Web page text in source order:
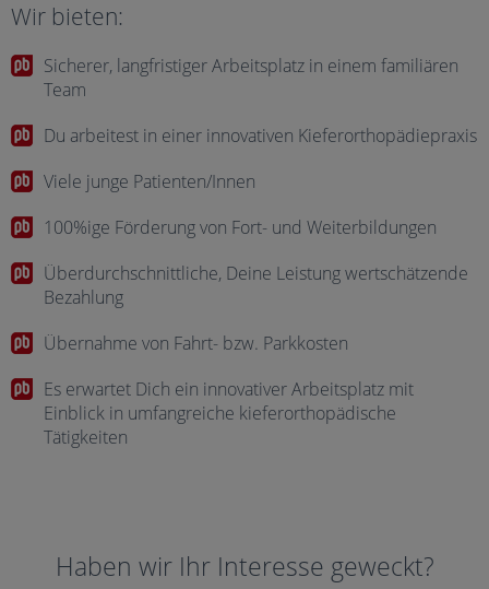
Wir bieten:
Sicherer, langfristiger Arbeitsplatz in einem familiären
Team
Du arbeitest in einer innovativen Kieferorthopädiepraxis
Viele junge Patienten/Innen
100%ige Förderung von Fort- und Weiterbildungen
Überdurchschnittliche, Deine Leistung wertschätzende
Bezahlung
Übernahme von Fahrt- bzw. Parkkosten
Es erwartet Dich ein innovativer Arbeitsplatz mit
Einblick in umfangreiche kieferorthopädische
Tätigkeiten
Haben wir Ihr Interesse geweckt?